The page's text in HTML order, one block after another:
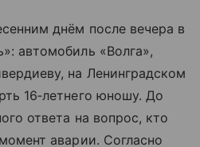
днём после вечера в
автомобиль «Волга»,
на Ленинградском
16‑летнего юношу. До
ответа на вопрос, кто
аварии. Согласно